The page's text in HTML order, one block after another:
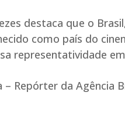
destaca que o
como país do
representatividade
– Repórter da Agência